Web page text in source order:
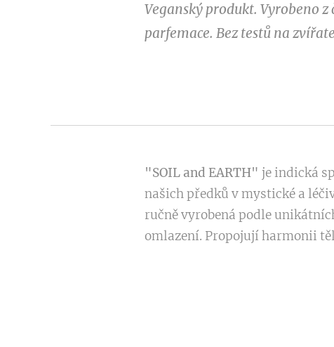
Veganský produkt. Vyrobeno
parfemace. Bez testů na
"SOIL and EARTH" je indická
našich předků v mystické a
ručně vyrobená podle
omlazení. Propojují harmonii